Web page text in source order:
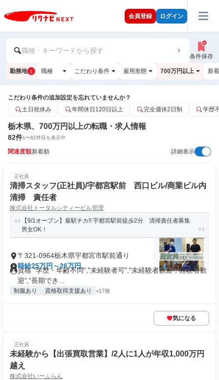
会員登録 ログイン
職種・キーワードから探す
条件保存
勤務地 1 職種 こだわり条件 雇用形態 700万円以上 新
こだわり条件の追加設定を忘れていませんか？
土日祝休み
年間休日120日以上 完全週休2日制 学歴
栃木県、700万円以上の転職・求人情報
82件1〜82件目を表示中
関連度順新着順 詳細表示
正社員
清掃スタッフ(正社員)/宇都宮駅前 西口ビル/商業ビル内
清掃 責任者
株式会社トータルシティービル管理
【9/1オープン】最駅チカ!! 宇都宮駅前徒歩2分 清掃責任者募集
男女OK！
〒321-0964栃木県宇都宮市駅前通り
時給25万円～26万円
資格 "学歴・年齢不問","未経験者可","未経験者歓迎","経験者歓
迎","長期でき...
制服あり 資格取得支援あり +17個
気になる
正社員
未経験から【出張買取営業】/2人に1人が年収1,000万円
越え
株式会社いーふらん